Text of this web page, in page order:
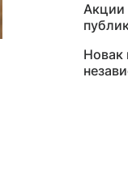
Акции
Новак